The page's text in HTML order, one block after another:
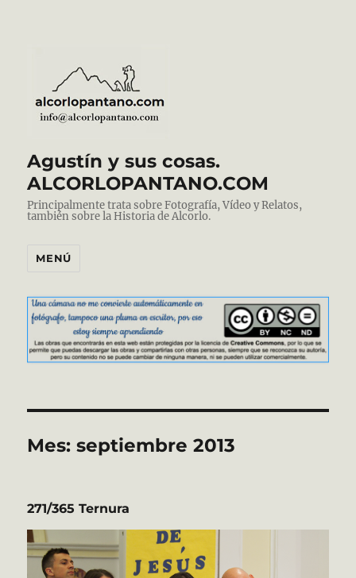
Agustín y sus cosas.
ALCORLOPANTANO.COM
Principalmente trata sobre Fotografía, Vídeo y Relatos,
también sobre la Historia de Alcorlo.
MENÚ
Mes:septiembre 2013
271/365 Ternura